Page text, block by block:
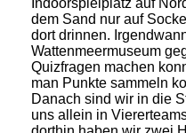
Indoorspielplatz auf
dem Sand nur auf
dort drinnen.
Wattenmeermuseum
Quizfragen machen
man Punkte sammeln
Danach sind wir in die
uns allein in